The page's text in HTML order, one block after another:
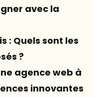
avec la
: Quels sont les
?
agence web à
innovantes